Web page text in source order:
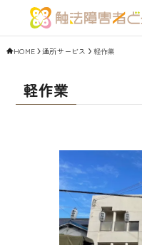
HOME 通所サービス 軽作業
軽作業